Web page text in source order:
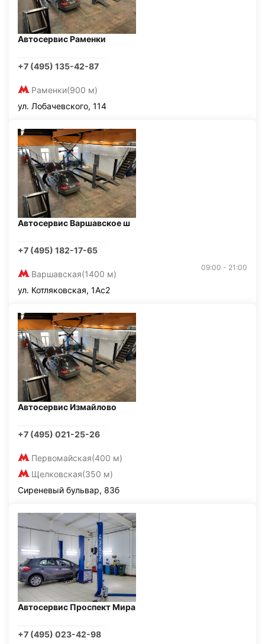
Автосервис Раменки
+7 (495) 135-42-87
Раменки(900 м)
ул. Лобачевского, 114
Автосервис Варшавское ш
+7 (495) 182-17-65
Варшавская(1400 м)
09:00 - 21:00
ул. Котляковская, 1Ас2
Автосервис Измайлово
+7 (495) 021-25-26
Первомайская(400 м)
Щелковская(350 м)
Сиреневый бульвар, 83б
Автосервис Проспект Мира
+7 (495) 023-42-98